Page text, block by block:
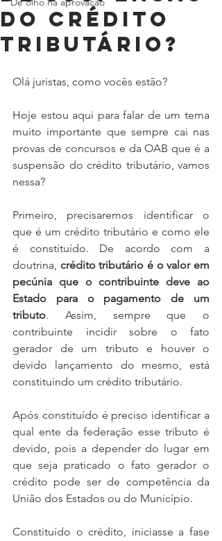
do crédito
tributário?
Olá juristas, como vocês estão?
Hoje estou aqui para falar de um tema
muito importante que sempre cai nas
provas de concursos e da OAB que é a
suspensão do crédito tributário, vamos
nessa?
Primeiro, precisaremos identificar o
que é um crédito tributário e como ele
é constituído. De acordo com a
doutrina, crédito tributário é o valor em
pecúnia que o contribuinte deve ao
Estado para o pagamento de um
tributo. Assim, sempre que o
contribuinte incidir sobre o fato
gerador de um tributo e houver o
devido lançamento do mesmo, está
constituindo um crédito tributário.
Após constituído é preciso identificar a
qual ente da federação esse tributo é
devido, pois a depender do lugar em
que seja praticado o fato gerador o
crédito pode ser de competência da
União dos Estados ou do Município.
Constituído o crédito, iniciasse a fase